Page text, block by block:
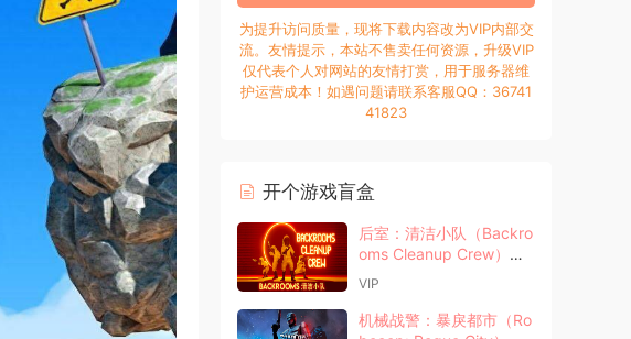
为提升访问质量，现将下载内容改为VIP内部交
流。友情提示，本站不售卖任何资源，升级VIP
仅代表个人对网站的友情打赏，用于服务器维
护运营成本！如遇问题请联系客服QQ：36741
41823
开个游戏盲盒
后室：清洁小队（Backro
oms Cleanup Crew）中
文版
VIP
机械战警：暴戾都市（Ro